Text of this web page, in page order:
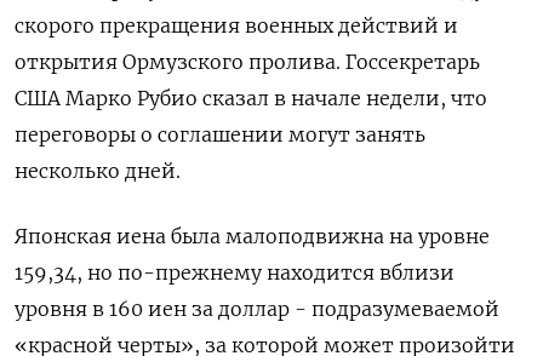
скорого прекращения ‌военных действий и
открытия Ормузского пролива. Госсекретарь
‌США Марко Рубио сказал в начале недели, что
переговоры о соглашении могут ​занять
несколько дней.
Японская иена была малоподвижна на уровне
‌159,34, но по-прежнему находится вблизи
уровня в 160 иен за ​доллар - подразумеваемой
«красной черты», за которой может произойти